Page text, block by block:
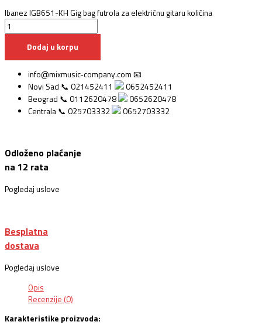
Ibanez IGB651-KH Gig bag futrola za električnu gitaru količina
Dodaj u korpu
info@mixmusic-company.com 📧
Novi Sad 📞 021452411
0652452411
Beograd 📞 0112620478
0652620478
Centrala 📞 025703332
0652703332
Odloženo plaćanje
na 12 rata
Pogledaj uslove
Besplatna
dostava
Pogledaj uslove
Opis
Recenzije (0)
Karakteristike proizvoda: